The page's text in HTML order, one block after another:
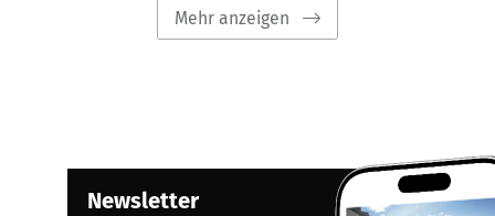
Mehr anzeigen
Newsletter